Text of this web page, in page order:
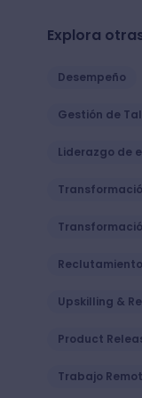
Explora
Desempeño
Gestión de
Liderazgo de
Upskilling &
Product
Trabajo